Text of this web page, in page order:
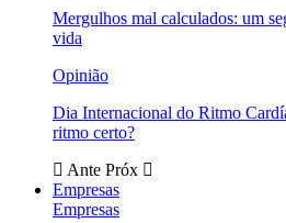
Mergulhos mal calculados: um
vida
Opinião
Dia Internacional do Ritmo
ritmo certo?
Ante Próx
Empresas
Empresas